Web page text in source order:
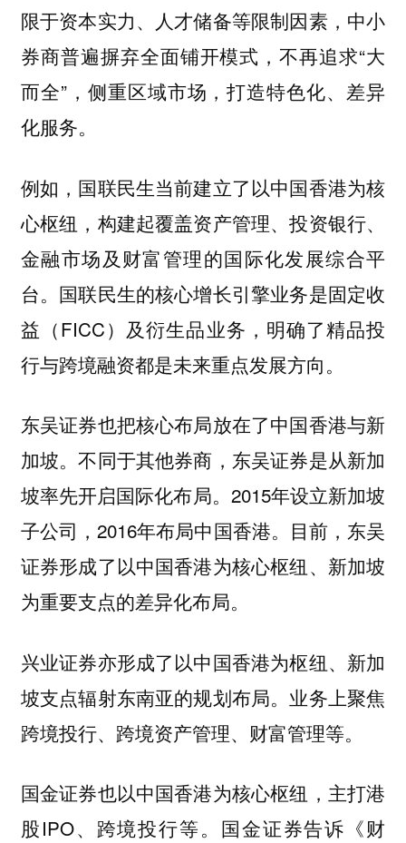
限于资本实力、人才储备等限制因素，中小
券商普遍摒弃全面铺开模式，不再追求“大
而全”，侧重区域市场，打造特色化、差异
化服务。
例如，国联民生当前建立了以中国香港为核
心枢纽，构建起覆盖资产管理、投资银行、
金融市场及财富管理的国际化发展综合平
台。国联民生的核心增长引擎业务是固定收
益（FICC）及衍生品业务，明确了精品投
行与跨境融资都是未来重点发展方向。
东吴证券也把核心布局放在了中国香港与新
加坡。不同于其他券商，东吴证券是从新加
坡率先开启国际化布局。2015年设立新加坡
子公司，2016年布局中国香港。目前，东吴
证券形成了以中国香港为核心枢纽、新加坡
为重要支点的差异化布局。
兴业证券亦形成了以中国香港为枢纽、新加
坡支点辐射东南亚的规划布局。业务上聚焦
跨境投行、跨境资产管理、财富管理等。
国金证券也以中国香港为核心枢纽，主打港
股IPO、跨境投行等。国金证券告诉《财